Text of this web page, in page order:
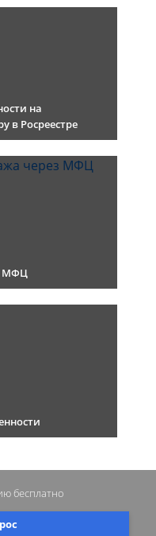
на
в Росреестре
МФЦ
бесплатно